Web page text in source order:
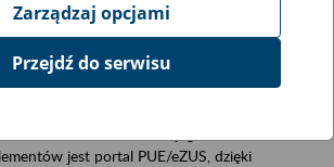
ZUS eZUS
jest portal PUE/eZUS, dzięki
Zarządzaj opcjami
Przejdź do serwisu